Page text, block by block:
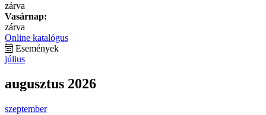
zárva
Vasárnap:
zárva
Online katalógus
Események
július
augusztus 2026
szeptember